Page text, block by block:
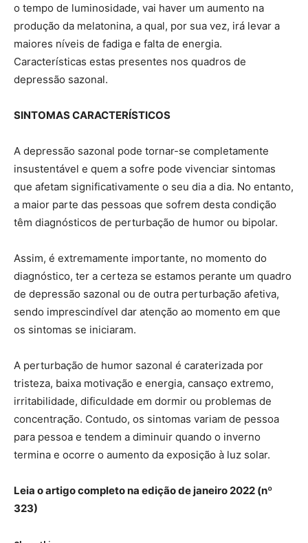
o tempo de luminosidade, vai haver um aumento na
produção da melatonina, a qual, por sua vez, irá levar a
maiores níveis de fadiga e falta de energia.
Características estas presentes nos quadros de
depressão sazonal.
SINTOMAS CARACTERÍSTICOS
A depressão sazonal pode tornar-se completamente
insustentável e quem a sofre pode vivenciar sintomas
que afetam significativamente o seu dia a dia. No entanto,
a maior parte das pessoas que sofrem desta condição
têm diagnósticos de perturbação de humor ou bipolar.
Assim, é extremamente importante, no momento do
diagnóstico, ter a certeza se estamos perante um quadro
de depressão sazonal ou de outra perturbação afetiva,
sendo imprescindível dar atenção ao momento em que
os sintomas se iniciaram.
A perturbação de humor sazonal é caraterizada por
tristeza, baixa motivação e energia, cansaço extremo,
irritabilidade, dificuldade em dormir ou problemas de
concentração. Contudo, os sintomas variam de pessoa
para pessoa e tendem a diminuir quando o inverno
termina e ocorre o aumento da exposição à luz solar.
Leia o artigo completo na edição de janeiro 2022 (nº
323)